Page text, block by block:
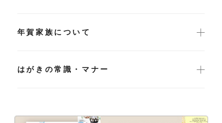
年賀家族について
はがきの常識・マナー